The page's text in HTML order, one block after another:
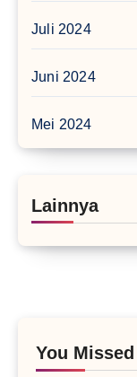
Juli 2024
Juni 2024
Mei 2024
Lainnya
You Missed